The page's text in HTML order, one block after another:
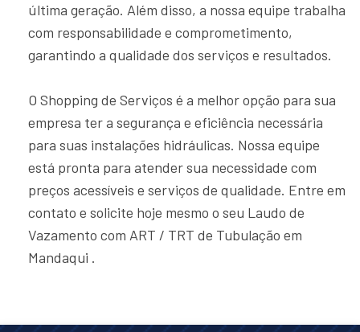
última geração. Além disso, a nossa equipe trabalha
com responsabilidade e comprometimento,
garantindo a qualidade dos serviços e resultados.
O Shopping de Serviços é a melhor opção para sua
empresa ter a segurança e eficiência necessária
para suas instalações hidráulicas. Nossa equipe
está pronta para atender sua necessidade com
preços acessíveis e serviços de qualidade. Entre em
contato e solicite hoje mesmo o seu Laudo de
Vazamento com ART / TRT de Tubulação em
Mandaqui .